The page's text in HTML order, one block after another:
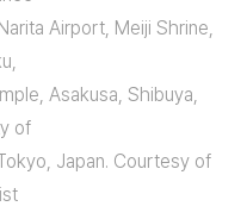
Airport, Meiji Shrine,
Asakusa, Shibuya,
of
Japan. Courtesy of